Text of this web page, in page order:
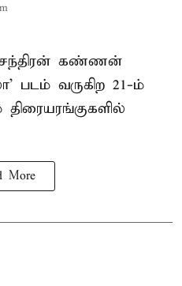
கண்ணன்
படம் வருகிற 21-ம்
More